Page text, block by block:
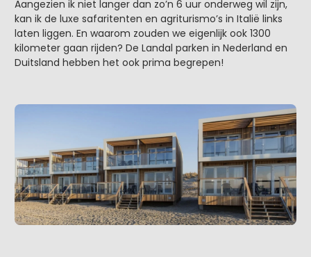
Aangezien ik niet langer dan zo’n 6 uur onderweg wil zijn,
kan ik de luxe safaritenten en agriturismo’s in Italië links
laten liggen. En waarom zouden we eigenlijk ook 1300
kilometer gaan rijden? De Landal parken in Nederland en
Duitsland hebben het ook prima begrepen!